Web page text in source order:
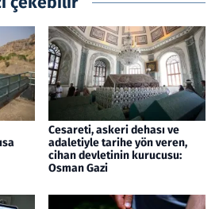
Cesareti, askeri dehası ve
adaletiyle tarihe yön veren,
cihan devletinin kurucusu:
Osman Gazi